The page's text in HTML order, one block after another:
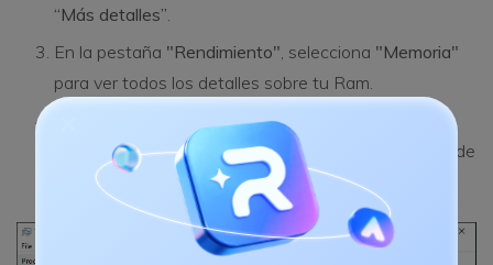
“Más detalles”
En la pestaña "Rendimiento" , selecciona "Memoria"
para ver todos los detalles sobre tu Ram.
En la parte inferior, habrá un encabezado que dice
"Velocidad"donde puedes ver la velocidad máxima de
tu RAM, como 2000 MHz.